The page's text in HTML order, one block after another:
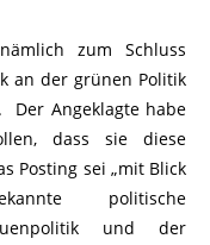
zum Schluss
an der grünen Politik
Der Angeklagte habe
dass sie diese
Posting sei „mit Blick
politische
und der